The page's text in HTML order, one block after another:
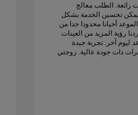
رائعة. الطلب معالج
تحسين الخدمة بشكل
أحيانا محدودا جدا من
رؤية المزيد من العينات
لكن علينا حجز موعد ليوم آخر. تجربة جيدة
ذات جودة عالية. زوجتي